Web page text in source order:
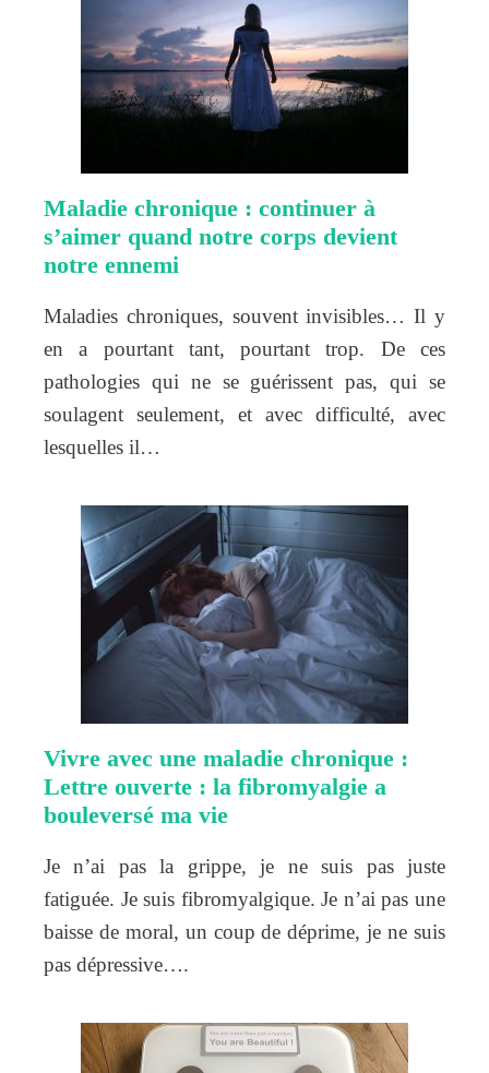
Maladie chronique : continuer à
s’aimer quand notre corps devient
notre ennemi
Maladies chroniques, souvent invisibles… Il y
en a pourtant tant, pourtant trop. De ces
pathologies qui ne se guérissent pas, qui se
soulagent seulement, et avec difficulté, avec
lesquelles il…
Vivre avec une maladie chronique :
Lettre ouverte : la fibromyalgie a
bouleversé ma vie
Je n’ai pas la grippe, je ne suis pas juste
fatiguée. Je suis fibromyalgique. Je n’ai pas une
baisse de moral, un coup de déprime, je ne suis
pas dépressive….